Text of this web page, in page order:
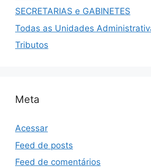
SECRETARIAS e GABINETES
Todas as Unidades
Tributos
Meta
Acessar
Feed de posts
Feed de comentários